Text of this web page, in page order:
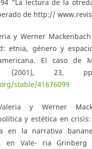
“La lectura de la
de http://
y Werner
etnia, género y
El caso de
(2001), 23,
stable/41676099
y Werner
y estética en
en la narrativa
en Vale- ria